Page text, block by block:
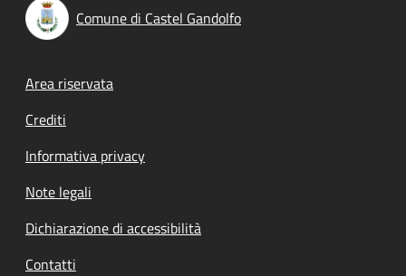
Comune di Castel Gandolfo
Footer menu
Area riservata
Crediti
Informativa privacy
Note legali
Dichiarazione di accessibilità
Contatti